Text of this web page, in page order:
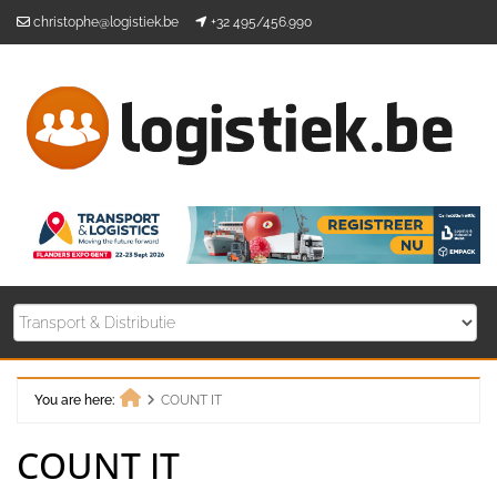
christophe@logistiek.be +32 495/456.990
You are here:
COUNT IT
COUNT IT